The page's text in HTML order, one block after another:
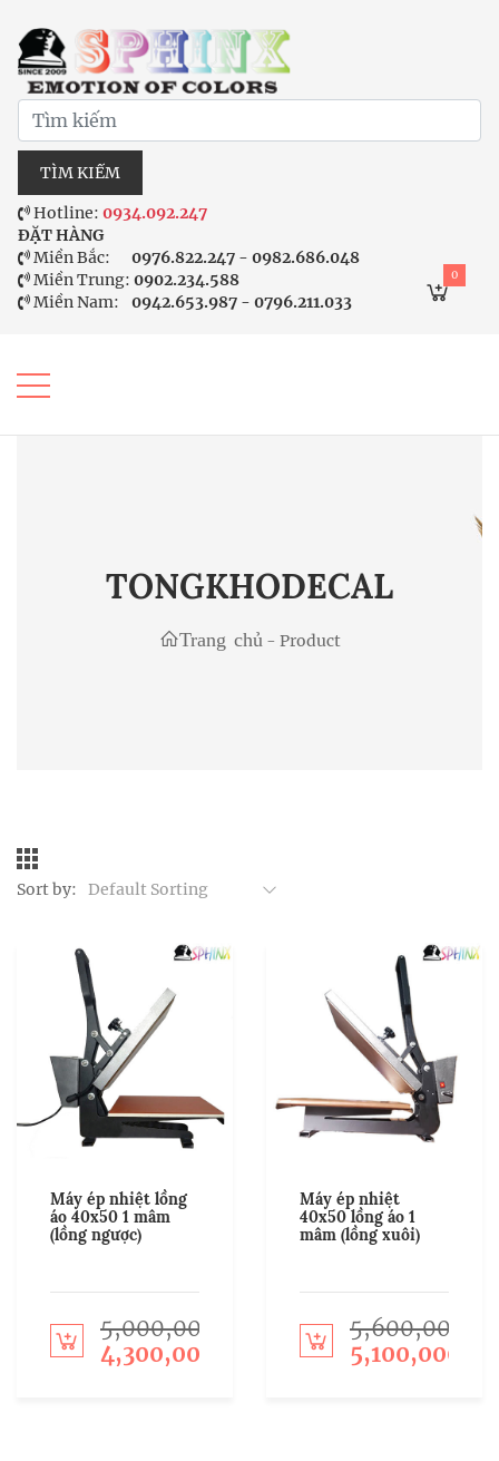
TÌM KIẾM
Hotline: 0934.092.247
ĐẶT HÀNG
Miền Bắc:
0976.822.247 - 0982.686.048
Miền Trung: 0902.234.588
Miền Nam:
0942.653.987 - 0796.211.033
0
TONGKHODECAL
Trang chủ - Product
Sort by: Default Sorting
Máy ép nhiệt lồng
áo 40x50 1 mâm
(lồng ngược)
Add to cart
5,000,000
4,300,000
Máy ép nhiệt
40x50 lồng áo 1
mâm (lồng xuôi)
Add to cart
5,600,000
5,100,000